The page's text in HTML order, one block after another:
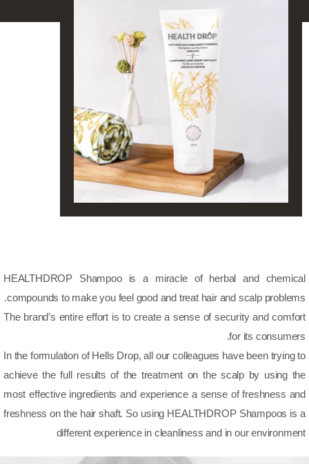
HEALTHDROP Shampoo is a miracle of herbal and chemical
compounds to make you feel good and treat hair and scalp problems.
The brand’s entire effort is to create a sense of security and comfort
for its consumers.
In the formulation of Hells Drop, all our colleagues have been trying to
achieve the full results of the treatment on the scalp by using the
most effective ingredients and experience a sense of freshness and
freshness on the hair shaft. So using HEALTHDROP Shampoos is a
different experience in cleanliness and in our environment